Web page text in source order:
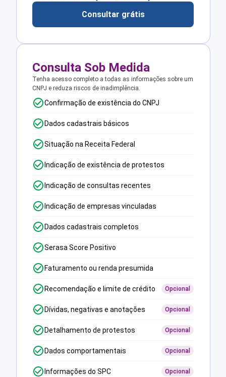
Consultar grátis
Consulta Sob Medida
Tenha acesso completo a todas as informações sobre um
CNPJ e reduza riscos de inadimplência.
Confirmação de existência do CNPJ
Dados cadastrais básicos
Situação na Receita Federal
Indicação de existência de protestos
Indicação de consultas recentes
Indicação de empresas vinculadas
Dados cadastrais completos
Serasa Score Positivo
Faturamento ou renda presumida
Recomendação e limite de crédito Opcional
Dívidas, negativas e anotações Opcional
Detalhamento de protestos Opcional
Dados comportamentais Opcional
Informações do SPC Opcional